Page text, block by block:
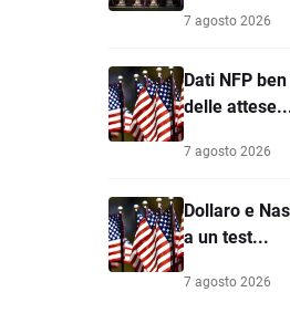
7 agosto 2026
Dati NFP
delle
7 agosto 2026
Dollaro e
a un test...
7 agosto 2026